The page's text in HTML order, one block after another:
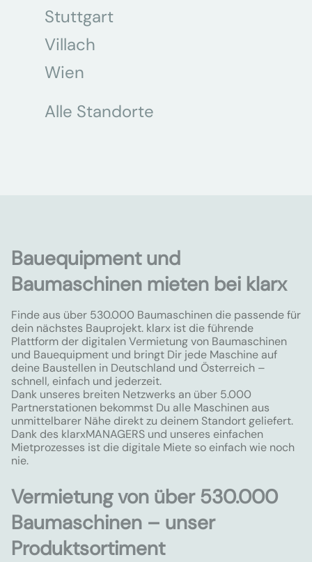
Stuttgart
Villach
Wien
Alle Standorte
Bauequipment und
Baumaschinen mieten bei klarx
Finde aus über 530.000 Baumaschinen die passende für
dein nächstes Bauprojekt. klarx ist die führende
Plattform der digitalen Vermietung von Baumaschinen
und Bauequipment und bringt Dir jede Maschine auf
deine Baustellen in Deutschland und Österreich –
schnell, einfach und jederzeit.
Dank unseres breiten Netzwerks an über 5.000
Partnerstationen bekommst Du alle Maschinen aus
unmittelbarer Nähe direkt zu deinem Standort geliefert.
Dank des klarxMANAGERS und unseres einfachen
Mietprozesses ist die digitale Miete so einfach wie noch
nie.
Vermietung von über 530.000
Baumaschinen – unser
Produktsortiment